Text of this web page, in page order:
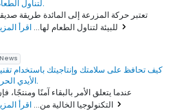
لتناول الطعام.
تعتبر حركة المزرعة إلى المائدة طريقة
للبيئة لتناول الطعام لها...
News
كيف تحافظ على سلامتك وإنتاجيتك باستخدام
الأيدي الحرة.
عندما يتعلق الأمر بالبقاء آمنًا ومنتجًا،
التكنولوجيا الخالية من...